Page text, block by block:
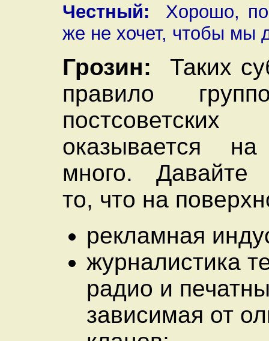
Честный: Хорошо,
же не хочет, чтобы мы
Грозин: Таких
правило
оказывается
много. Давайте
то, что на
рекламная
журналистика
радио и
зависимая от